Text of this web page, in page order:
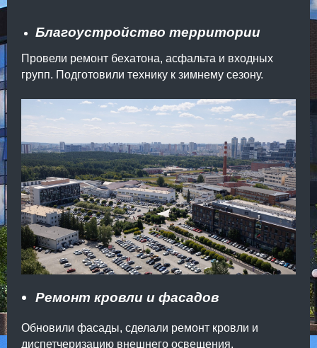
Благоустройство территории
Провели ремонт бехатона, асфальта и входных
групп. Подготовили технику к зимнему сезону.
Ремонт кровли и фасадов
Обновили фасады, сделали ремонт кровли и
диспетчеризацию внешнего освещения.